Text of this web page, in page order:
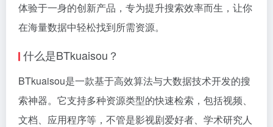
体验于一身的创新产品，专为提升搜索效率而生，让你
在海量数据中轻松找到所需资源。
什么是BTkuaisou？
BTkuaisou是一款基于高效算法与大数据技术开发的搜
索神器。它支持多种资源类型的快速检索，包括视频、
文档、应用程序等，不管是影视剧爱好者、学术研究人